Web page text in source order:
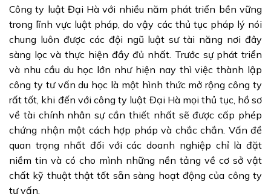
Công ty luật Đại Hà với nhiều năm phát triển bền vững
trong lĩnh vực luật pháp, do vậy các thủ tục pháp lý nói
chung luôn được các đội ngũ luật sư tài năng nơi đây
sàng lọc và thực hiện đầy đủ nhất. Trước sự phát triển
và nhu cầu du học lớn như hiện nay thì việc thành lập
công ty tư vấn du học là một hình thức mở rộng công ty
rất tốt, khi đến với công ty luật Đại Hà mọi thủ tục, hồ sơ
về tài chính nhân sự cần thiết nhất sẽ được cấp phép
chứng nhận một cách hợp pháp và chắc chắn. Vấn đề
quan trọng nhất đối với các doanh nghiệp chỉ là đặt
niềm tin và có cho mình những nền tảng về cơ sở vật
chất kỹ thuật thật tốt sẵn sàng hoạt động của công ty
tư vấn.